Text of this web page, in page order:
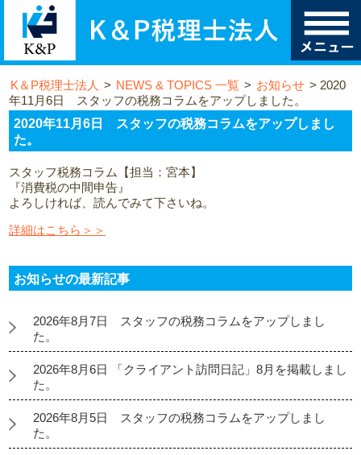
K＆P税理士法人 > NEWS & TOPICS 一覧 > お知らせ >2020
年11月6日 スタッフの税務コラムをアップしました。
2020年11月6日 スタッフの税務コラムをアップしまし
た。
スタッフ税務コラム【担当：宮本】
『消費税の中間申告』
よろしければ、読んでみて下さいね。
詳細はこちら＞＞
お知らせの最新記事
2026年8月7日 スタッフの税務コラムをアップしまし
た。
2026年8月6日 「クライアント訪問日記」8月を掲載しまし
た。
2026年8月5日 スタッフの税務コラムをアップしまし
た。